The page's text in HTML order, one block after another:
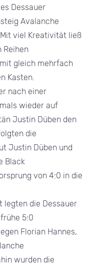
Dessauer
Avalanche
viel Kreativität ließ
Reihen
gleich mehrfach
Kasten.
nach einer
wieder auf
Justin Düben den
die
Justin Düben und
Black
von 4:0 in die
legten die Dessauer
5:0
Florian Hannes,
wurden die